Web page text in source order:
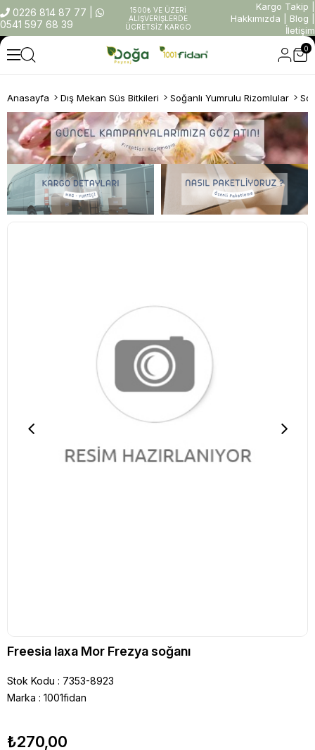
0226 814 87 77
0541 597 68 39
1500₺ VE ÜZERİ
ALIŞVERİŞLERDE
ÜCRETSİZ KARGO
Kargo Takip
Hakkımızda
Blog
İletişim
0
Anasayfa Dış Mekan Süs Bitkileri Soğanlı Yumrulu Rizomlular
Freesia laxa Mor Frezya soğanı
Stok Kodu
7353-8923
Marka : 1001fidan
₺270,00